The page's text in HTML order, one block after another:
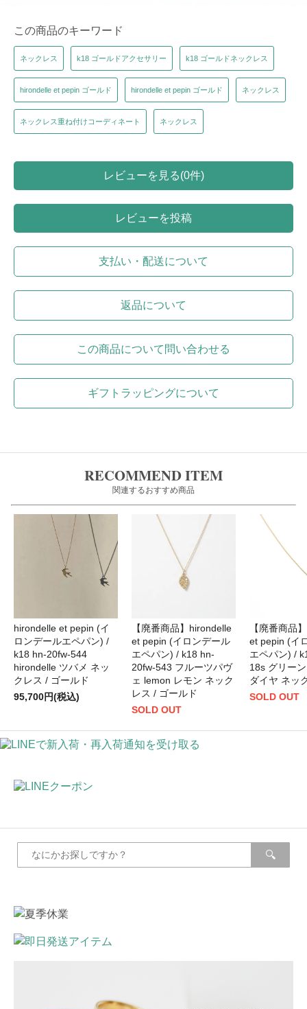
この商品のキーワード
ネックレス k18 ゴールドアクセサリー k18 ゴールドネックレス
hirondelle et pepin ゴールド hirondelle et pepin ゴールド ネックレス
ネックレス重ね付けコーディネート ネックレス
レビューを見る(0件)
レビューを投稿
支払い・配送について
返品について
この商品について問い合わせる
ギフトラッピングについて
RECOMMEND ITEM
関連するおすすめ商品
hirondelle et pepin (イ
ロンデールエペパン) /
k18 hn-20fw-544
hirondelle ツバメ ネッ
クレス / ゴールド
95,700円(税込)
【廃番商品】hirondelle
et pepin (イロンデール
エペパン) / k18 hn-
20fw-543 フルーツパヴ
ェ lemon レモン ネック
レス / ゴールド
SOLD OUT
【廃番商品
et pepin (イ
エペパン) /
18s グリー
ダイヤ ネッ
SOLD OUT